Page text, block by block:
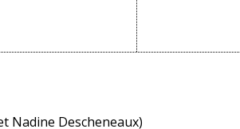
Nadine Descheneaux)